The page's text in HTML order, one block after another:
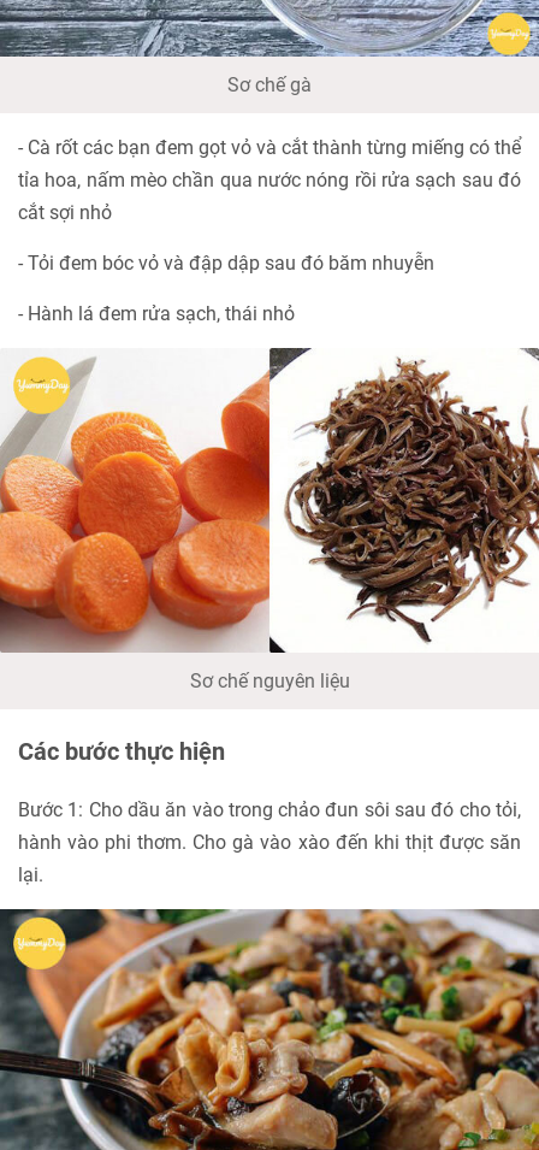
Sơ chế gà
- Cà rốt các bạn đem gọt vỏ và cắt thành từng miếng có thể
tỉa hoa, nấm mèo chần qua nước nóng rồi rửa sạch sau đó
cắt sợi nhỏ
- Tỏi đem bóc vỏ và đập dập sau đó băm nhuyễn
- Hành lá đem rửa sạch, thái nhỏ
Sơ chế nguyên liệu
Các bước thực hiện
Bước 1: Cho dầu ăn vào trong chảo đun sôi sau đó cho tỏi,
hành vào phi thơm. Cho gà vào xào đến khi thịt được săn
lại.